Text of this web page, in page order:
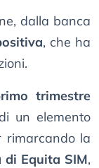
dalla banca
, che ha
trimestre
un elemento
rimarcando la
di Equita SIM,